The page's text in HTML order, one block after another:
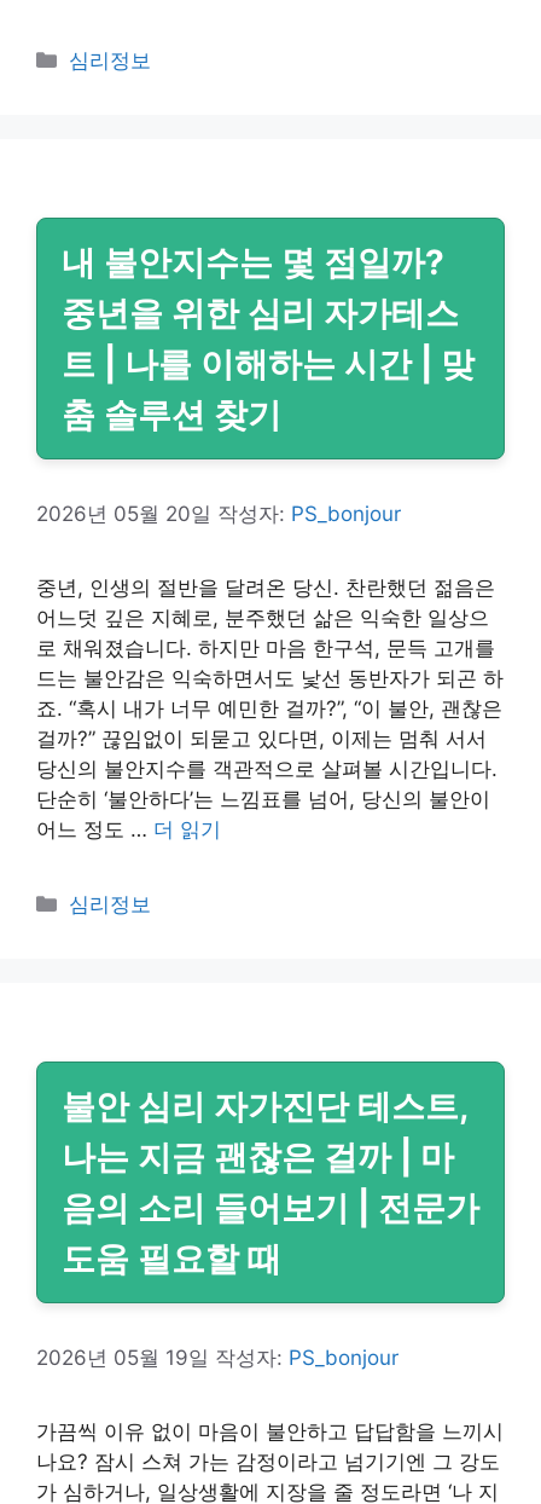
카
심리정보
내 불안지수는 몇 점일까?
중년을 위한 심리 자가테스
트 | 나를 이해하는 시간 | 맞
춤 솔루션 찾기
2026년 05월 20일 작성자: PS_bonjour
중년, 인생의 절반을 달려온 당신. 찬란했던 젊음은
어느덧 깊은 지혜로, 분주했던 삶은 익숙한 일상으
로 채워졌습니다. 하지만 마음 한구석, 문득 고개를
드는 불안감은 익숙하면서도 낯선 동반자가 되곤 하
죠. “혹시 내가 너무 예민한 걸까?”, “이 불안, 괜찮은
걸까?” 끊임없이 되묻고 있다면, 이제는 멈춰 서서
당신의 불안지수를 객관적으로 살펴볼 시간입니다.
단순히 ‘불안하다’는 느낌표를 넘어, 당신의 불안이
어느 정도 … 더 읽기
카
심리정보
불안 심리 자가진단 테스트,
나는 지금 괜찮은 걸까 | 마
음의 소리 들어보기 | 전문가
도움 필요할 때
2026년 05월 19일 작성자: PS_bonjour
가끔씩 이유 없이 마음이 불안하고 답답함을 느끼시
나요? 잠시 스쳐 가는 감정이라고 넘기기엔 그 강도
가 심하거나, 일상생활에 지장을 줄 정도라면 ‘나 지